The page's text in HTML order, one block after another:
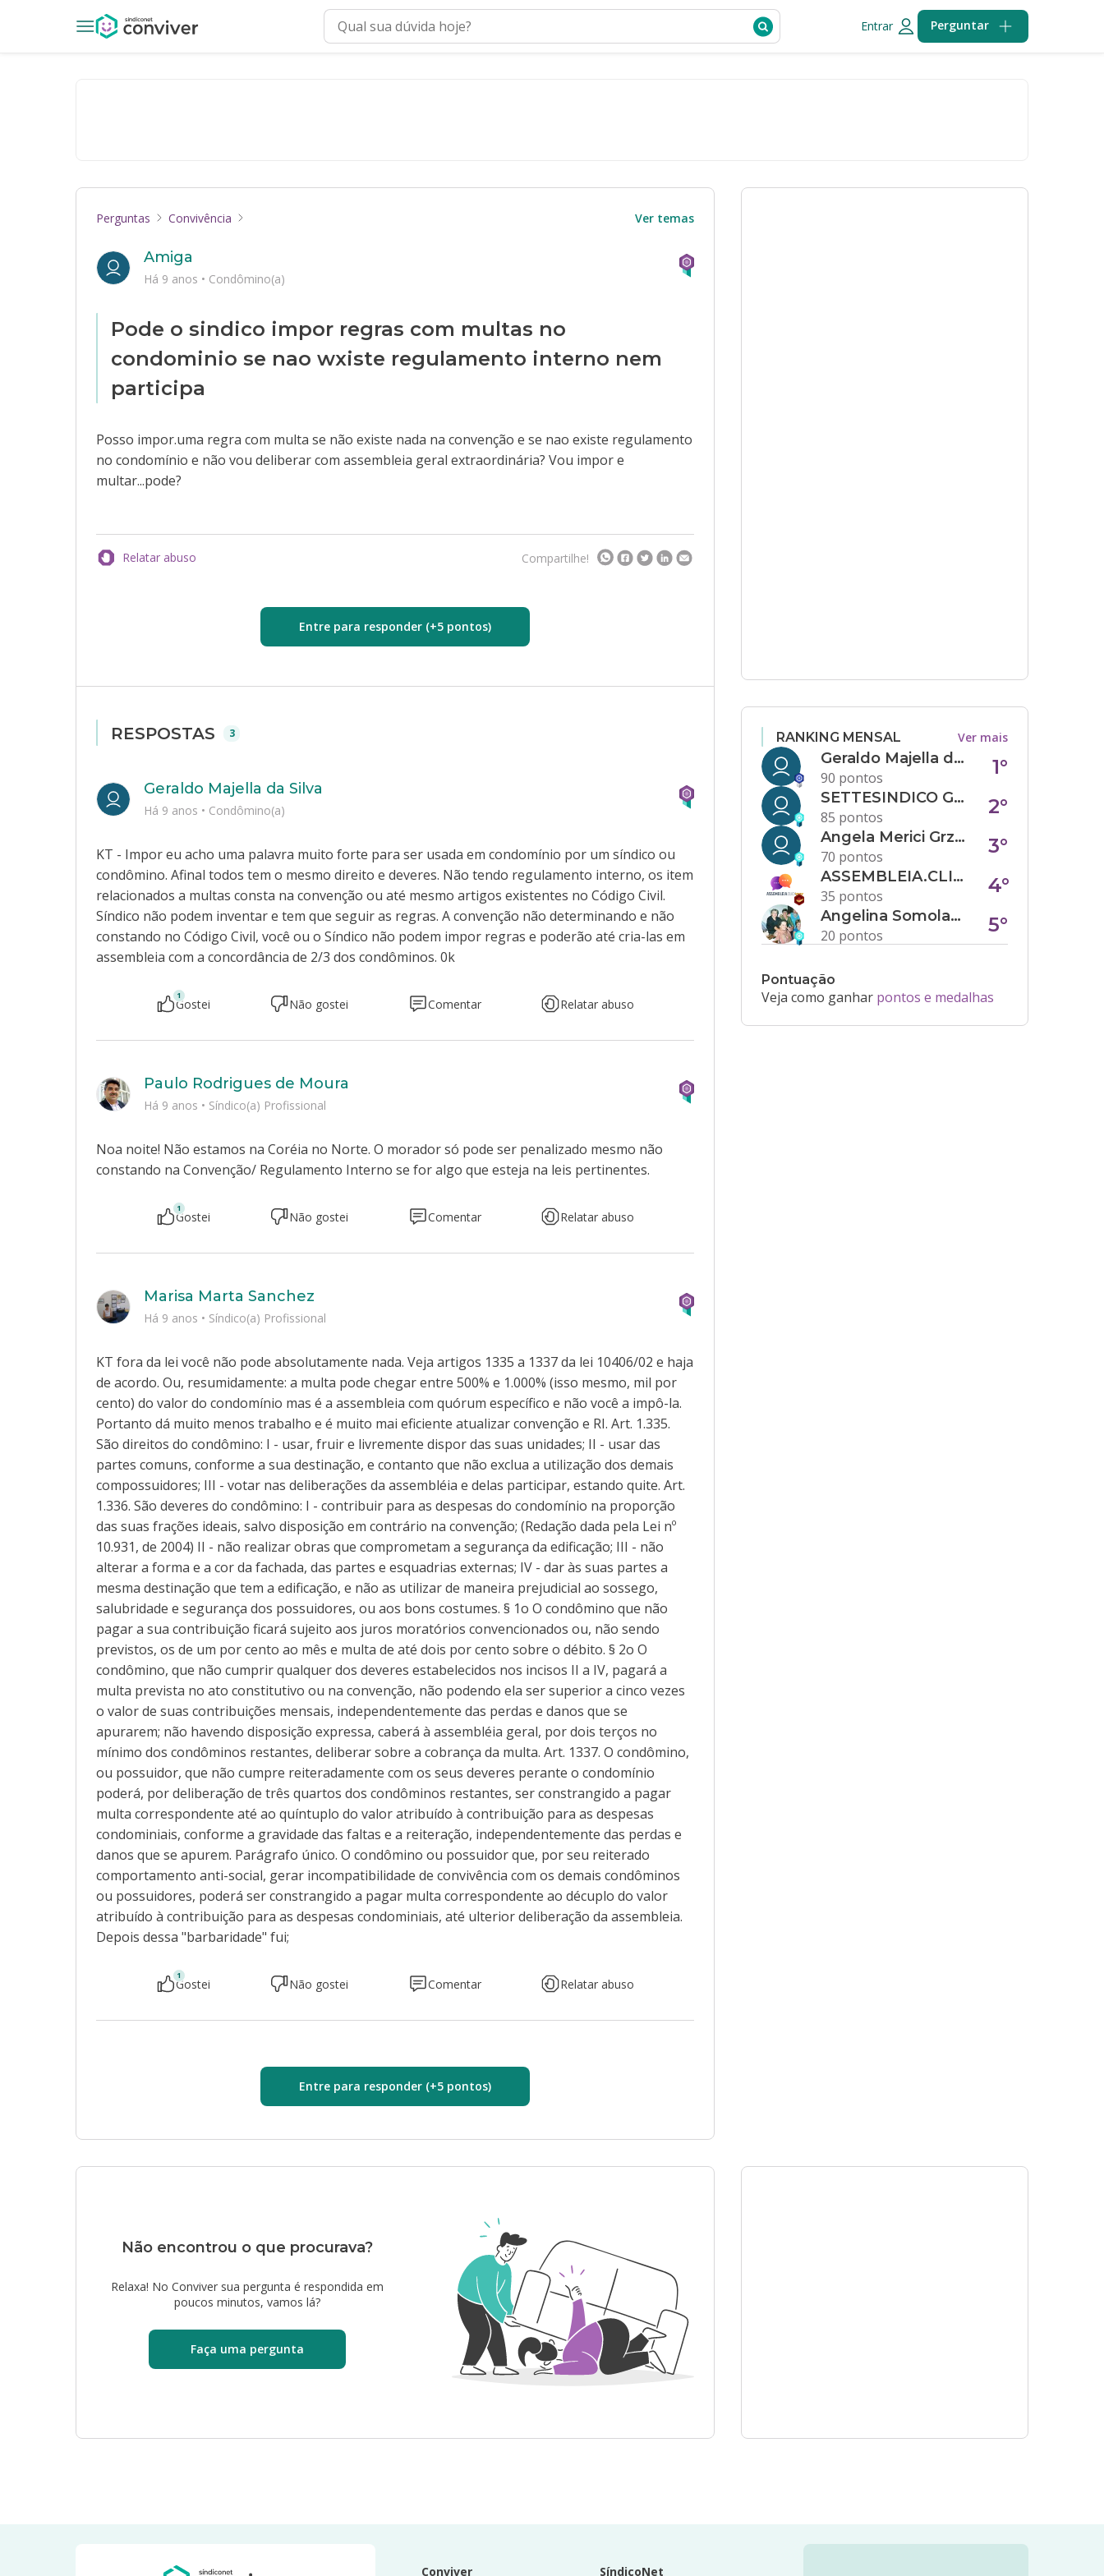
Entrar Perguntar
Perguntas Convivência Ver temas
Pode o sindico impor regras com multas no
condominio se nao wxiste regulamento interno nem
participa
Posso impor.uma regra com multa se não existe nada na convenção e se nao existe regulamento
no condomínio e não vou deliberar com assembleia geral extraordinária? Vou impor e
multar...pode?
Amiga
Há 9 anos • Condômino(a)
Relatar abuso Compartilhe!
Entre para responder (+5 pontos)
RESPOSTAS 3
KT - Impor eu acho uma palavra muito forte para ser usada em condomínio por um síndico ou
condômino. Afinal todos tem o mesmo direito e deveres. Não tendo regulamento interno, os item
relacionados a multas consta na convenção ou até mesmo artigos existentes no Código Civil.
Síndico não podem inventar e tem que seguir as regras. A convenção não determinando e não
constando no Código Civil, você ou o Síndico não podem impor regras e poderão até cria-las em
assembleia com a concordância de 2/3 dos condôminos. 0k
Geraldo Majella da Silva
Há 9 anos • Condômino(a)
1
Gostei Não gostei Comentar Relatar abuso
Noa noite! Não estamos na Coréia no Norte. O morador só pode ser penalizado mesmo não
constando na Convenção/ Regulamento Interno se for algo que esteja na leis pertinentes.
Paulo Rodrigues de Moura
Há 9 anos • Síndico(a) Profissional
1
Gostei Não gostei Comentar Relatar abuso
KT fora da lei você não pode absolutamente nada. Veja artigos 1335 a 1337 da lei 10406/02 e haja
de acordo. Ou, resumidamente: a multa pode chegar entre 500% e 1.000% (isso mesmo, mil por
cento) do valor do condomínio mas é a assembleia com quórum específico e não você a impô-la.
Portanto dá muito menos trabalho e é muito mai eficiente atualizar convenção e RI. Art. 1.335.
São direitos do condômino: I - usar, fruir e livremente dispor das suas unidades; II - usar das
partes comuns, conforme a sua destinação, e contanto que não exclua a utilização dos demais
compossuidores; III - votar nas deliberações da assembléia e delas participar, estando quite. Art.
1.336. São deveres do condômino: I - contribuir para as despesas do condomínio na proporção
das suas frações ideais, salvo disposição em contrário na convenção; (Redação dada pela Lei nº
10.931, de 2004) II - não realizar obras que comprometam a segurança da edificação; III - não
alterar a forma e a cor da fachada, das partes e esquadrias externas; IV - dar às suas partes a
mesma destinação que tem a edificação, e não as utilizar de maneira prejudicial ao sossego,
salubridade e segurança dos possuidores, ou aos bons costumes. § 1o O condômino que não
pagar a sua contribuição ficará sujeito aos juros moratórios convencionados ou, não sendo
previstos, os de um por cento ao mês e multa de até dois por cento sobre o débito. § 2o O
condômino, que não cumprir qualquer dos deveres estabelecidos nos incisos II a IV, pagará a
multa prevista no ato constitutivo ou na convenção, não podendo ela ser superior a cinco vezes
o valor de suas contribuições mensais, independentemente das perdas e danos que se
apurarem; não havendo disposição expressa, caberá à assembléia geral, por dois terços no
mínimo dos condôminos restantes, deliberar sobre a cobrança da multa. Art. 1337. O condômino,
ou possuidor, que não cumpre reiteradamente com os seus deveres perante o condomínio
poderá, por deliberação de três quartos dos condôminos restantes, ser constrangido a pagar
multa correspondente até ao quíntuplo do valor atribuído à contribuição para as despesas
condominiais, conforme a gravidade das faltas e a reiteração, independentemente das perdas e
danos que se apurem. Parágrafo único. O condômino ou possuidor que, por seu reiterado
comportamento anti-social, gerar incompatibilidade de convivência com os demais condôminos
ou possuidores, poderá ser constrangido a pagar multa correspondente ao décuplo do valor
atribuído à contribuição para as despesas condominiais, até ulterior deliberação da assembleia.
Depois dessa "barbaridade" fui;
Marisa Marta Sanchez
Há 9 anos • Síndico(a) Profissional
1
Gostei Não gostei Comentar Relatar abuso
Entre para responder (+5 pontos)
Não encontrou o que procurava?
Relaxa! No Conviver sua pergunta é respondida em
poucos minutos, vamos lá?
Faça uma pergunta
RANKING MENSAL Ver mais
Geraldo Majella da Silva
90 pontos
1°
SETTESINDICO GOVERNANÇA CONDOMINIAL
85 pontos
2°
Angela Merici Grzybowski
70 pontos
3°
ASSEMBLEIA.CLICK
35 pontos
4°
Angelina Somolanji R. Oliveira
20 pontos
5°
Pontuação
Veja como ganhar pontos e medalhas
Conviver SíndicoNet